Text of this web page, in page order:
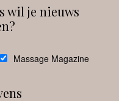
wil je nieuws
Massage Magazine